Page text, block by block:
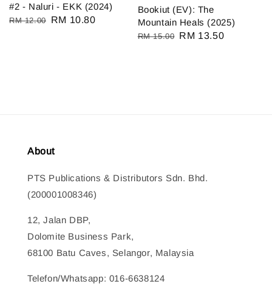
#2 - Naluri - EKK (2024)
Regular
RM 12.00
Sale
RM 10.80
Bookiut (EV): The
Mountain Heals (2025)
Regular
RM 15.00 Sale
RM 13.50
About
PTS Publications & Distributors Sdn. Bhd.
(200001008346)
12, Jalan DBP,
Dolomite Business Park,
68100 Batu Caves, Selangor, Malaysia
Telefon/Whatsapp: 016-6638124